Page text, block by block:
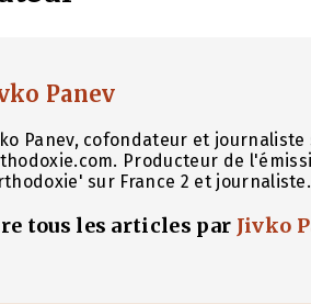
Panev
Panev, cofondateur et journaliste
Producteur de
sur France 2 et journaliste.
tous les articles par Jivko